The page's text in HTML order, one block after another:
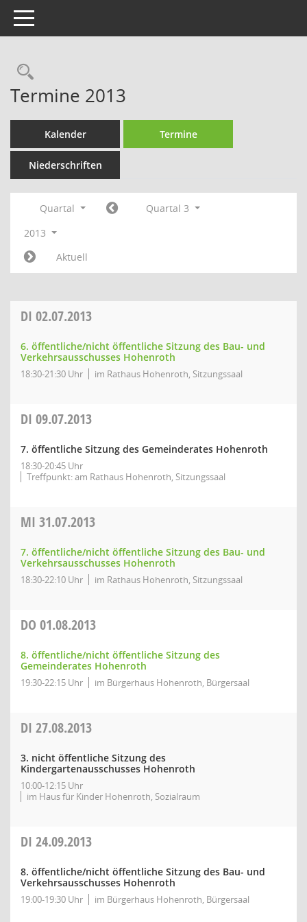
Toggle navigation
Rechercheauswahl
Termine 2013
Kalender Termine
Niederschriften
Quartal
Quartal 3
2013
Aktuell
DI 02.07.2013
6. öffentliche/nicht öffentliche Sitzung des Bau- und
Verkehrsausschusses Hohenroth
18:30-21:30 Uhr im Rathaus Hohenroth, Sitzungssaal
DI 09.07.2013
7. öffentliche Sitzung des Gemeinderates Hohenroth
18:30-20:45 Uhr
Treffpunkt: am Rathaus Hohenroth, Sitzungssaal
MI 31.07.2013
7. öffentliche/nicht öffentliche Sitzung des Bau- und
Verkehrsausschusses Hohenroth
18:30-22:10 Uhr im Rathaus Hohenroth, Sitzungssaal
DO 01.08.2013
8. öffentliche/nicht öffentliche Sitzung des
Gemeinderates Hohenroth
19:30-22:15 Uhr im Bürgerhaus Hohenroth, Bürgersaal
DI 27.08.2013
3. nicht öffentliche Sitzung des
Kindergartenausschusses Hohenroth
10:00-12:15 Uhr
im Haus für Kinder Hohenroth, Sozialraum
DI 24.09.2013
8. öffentliche/nicht öffentliche Sitzung des Bau- und
Verkehrsausschusses Hohenroth
19:00-19:30 Uhr im Bürgerhaus Hohenroth, Bürgersaal